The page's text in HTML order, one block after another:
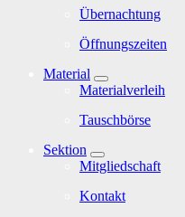
Übernachtung
Öffnungszeiten
Material
Materialverleih
Tauschbörse
Sektion
Mitgliedschaft
Kontakt